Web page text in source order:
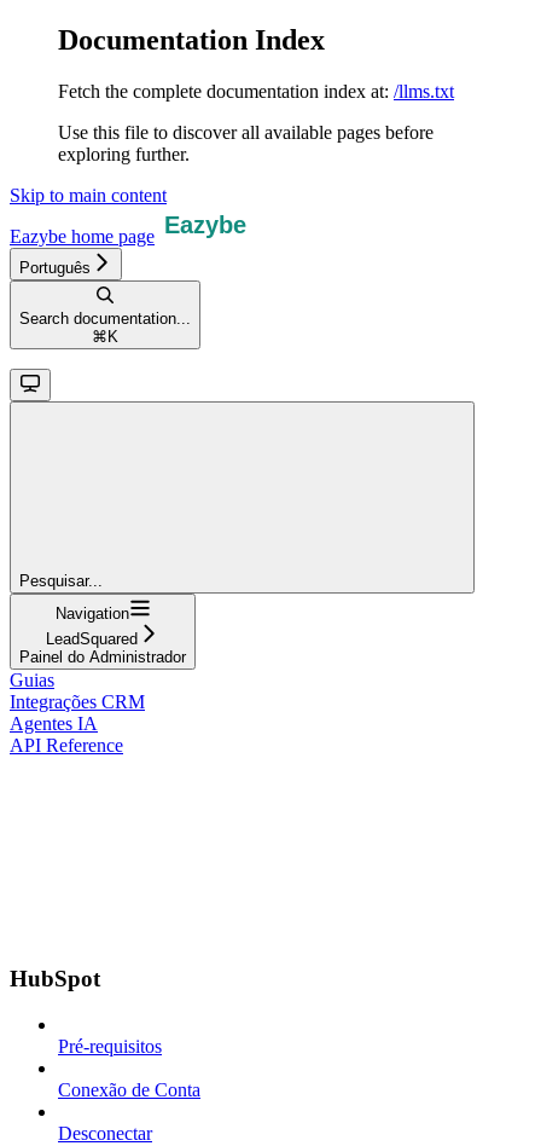
Documentation Index
Fetch the complete documentation index at: /llms.txt
Use this file to discover all available pages before
exploring further.
Skip to main content
Eazybe home page
Português
Search documentation...
⌘ K
Pesquisar...
Navigation
LeadSquared
Painel do Administrador
Guias
Integrações CRM
Agentes IA
API Reference
HubSpot
Pré-requisitos
Conexão de Conta
Desconectar